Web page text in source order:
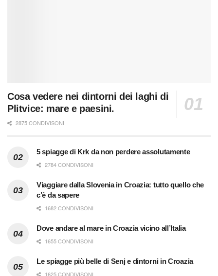
Cosa vedere nei dintorni dei laghi di
Plitvice: mare e paesini.
2875 CONDIVISONI
5 spiagge di Krk da non perdere assolutamente
2784 CONDIVISONI
Viaggiare dalla Slovenia in Croazia: tutto quello che
c’è da sapere
1682 CONDIVISONI
Dove andare al mare in Croazia vicino all’Italia
1655 CONDIVISONI
Le spiagge più belle di Senj e dintorni in Croazia
1625 CONDIVISONI